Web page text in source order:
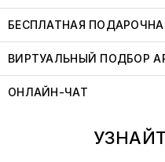
БЕСПЛАТНАЯ
ВИРТУАЛЬНЫЙ ПОДБОР
ОНЛАЙН-ЧАТ